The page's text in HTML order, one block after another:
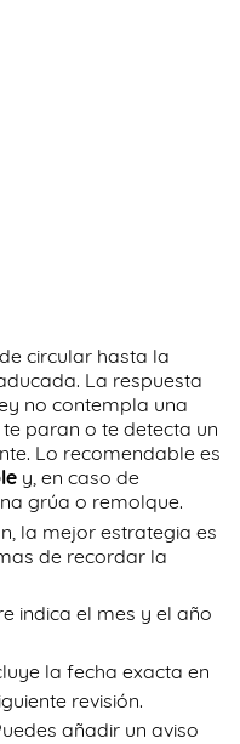
circular hasta la
La respuesta
no contempla una
paran o te detecta un
Lo recomendable es
y, en caso de
grúa o remolque.
la mejor estrategia es
de recordar la
indica el mes y el año
la fecha exacta en
revisión.
añadir un aviso